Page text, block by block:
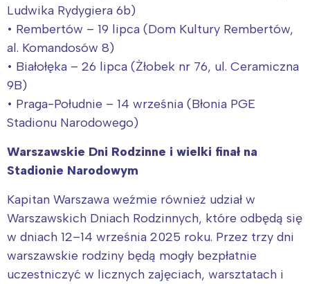
Ludwika Rydygiera 6b)
• Rembertów – 19 lipca (Dom Kultury Rembertów,
al. Komandosów 8)
• Białołęka – 26 lipca (Żłobek nr 76, ul. Ceramiczna
9B)
• Praga-Południe – 14 września (Błonia PGE
Stadionu Narodowego)
Warszawskie Dni Rodzinne i wielki finał na
Stadionie Narodowym
Kapitan Warszawa weźmie również udział w
Warszawskich Dniach Rodzinnych, które odbędą się
w dniach 12–14 września 2025 roku. Przez trzy dni
warszawskie rodziny będą mogły bezpłatnie
uczestniczyć w licznych zajęciach, warsztatach i
Interesują mnie wydarzenia z
tego regionu: